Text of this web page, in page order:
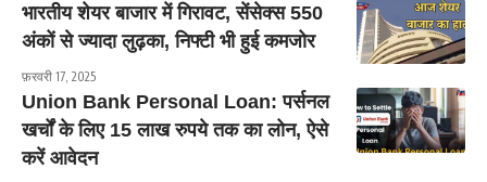
भारतीय शेयर बाजार में गिरावट, सेंसेक्स 550
अंकों से ज्यादा लुढ़का, निफ्टी भी हुई कमजोर
फ़रवरी 17, 2025
Union Bank Personal Loan: पर्सनल
खर्चों के लिए 15 लाख रुपये तक का लोन, ऐसे
करें आवेदन